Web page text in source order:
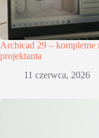
Archicad 29 – kompletne
projektanta
11 czerwca, 2026